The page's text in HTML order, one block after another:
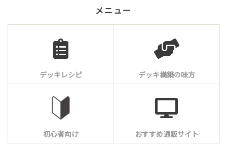
メニュー
デッキレシピ デッキ構築の味方
初心者向け おすすめ通販サイト